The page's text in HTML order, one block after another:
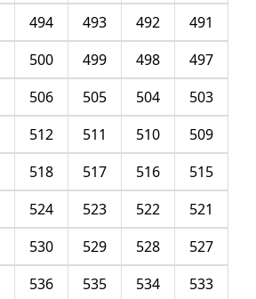
491
492
493
494
497
498
499
500
503
504
505
506
509
510
511
512
515
516
517
518
521
522
523
524
527
528
529
530
533
534
535
536